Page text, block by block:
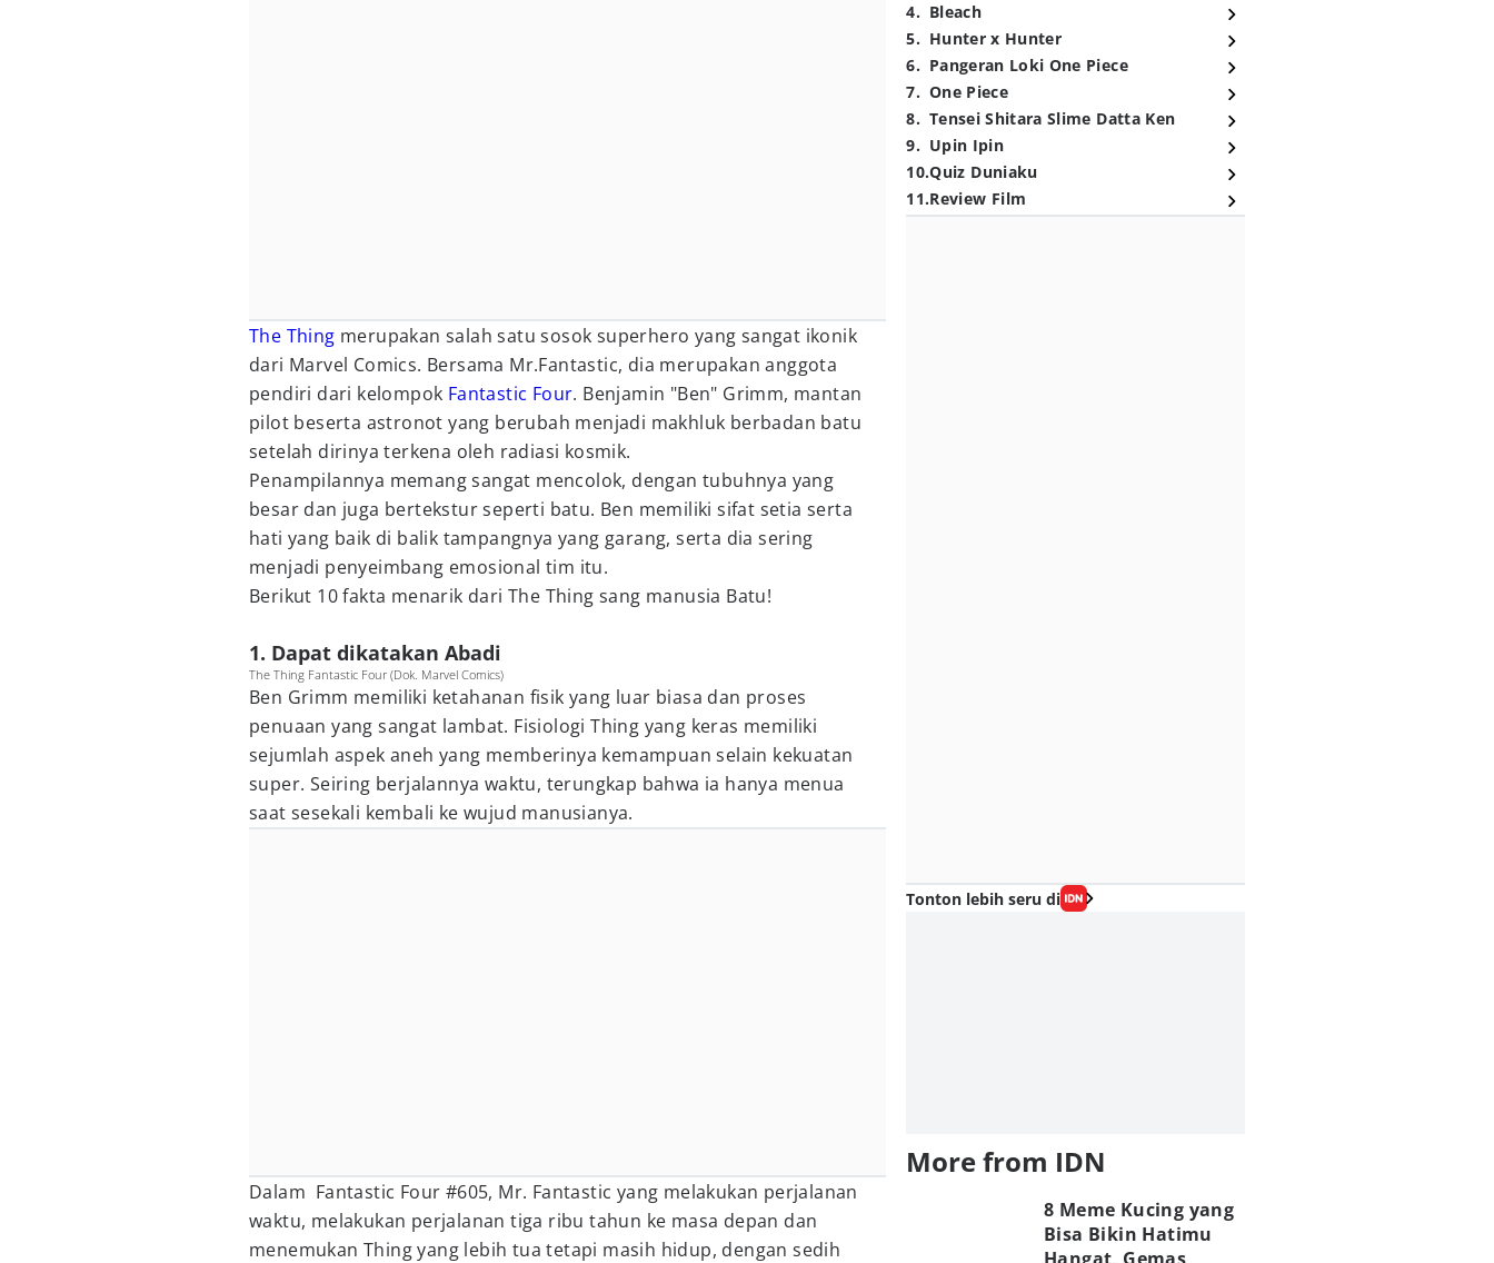
The Thing merupakan salah satu sosok superhero yang sangat ikonik
dari Marvel Comics. Bersama Mr.Fantastic, dia merupakan anggota
pendiri dari kelompok Fantastic Four. Benjamin "Ben" Grimm, mantan
pilot beserta astronot yang berubah menjadi makhluk berbadan batu
setelah dirinya terkena oleh radiasi kosmik.
Penampilannya memang sangat mencolok, dengan tubuhnya yang
besar dan juga bertekstur seperti batu. Ben memiliki sifat setia serta
hati yang baik di balik tampangnya yang garang, serta dia sering
menjadi penyeimbang emosional tim itu.
Berikut 10 fakta menarik dari The Thing sang manusia Batu!
1. Dapat dikatakan Abadi
The Thing Fantastic Four (Dok. Marvel Comics)
Ben Grimm memiliki ketahanan fisik yang luar biasa dan proses
penuaan yang sangat lambat. Fisiologi Thing yang keras memiliki
sejumlah aspek aneh yang memberinya kemampuan selain kekuatan
super. Seiring berjalannya waktu, terungkap bahwa ia hanya menua
saat sesekali kembali ke wujud manusianya.
Dalam Fantastic Four #605, Mr. Fantastic yang melakukan perjalanan
waktu, melakukan perjalanan tiga ribu tahun ke masa depan dan
menemukan Thing yang lebih tua tetapi masih hidup, dengan sedih
4. Bleach
5. Hunter x Hunter
6. Pangeran Loki One Piece
7. One Piece
8. Tensei Shitara Slime Datta Ken
9. Upin Ipin
10.Quiz Duniaku
11.Review Film
Tonton lebih seru di
More from IDN
8 Meme Kucing yang
Bisa Bikin Hatimu